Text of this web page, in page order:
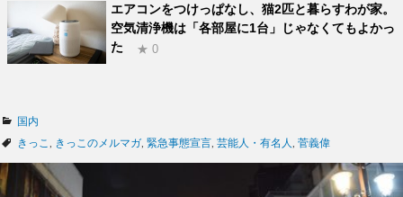
エアコンをつけっぱなし、猫2匹と暮らすわが家。
空気清浄機は「各部屋に1台」じゃなくてもよかっ
た
★ 0
カ
テ
国内
タ
きっこ きっこのメルマガ 緊急事態宣言 芸能人・有名人 菅義偉